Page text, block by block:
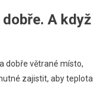
A když
dobře větrané místo,
zajistit, aby teplota